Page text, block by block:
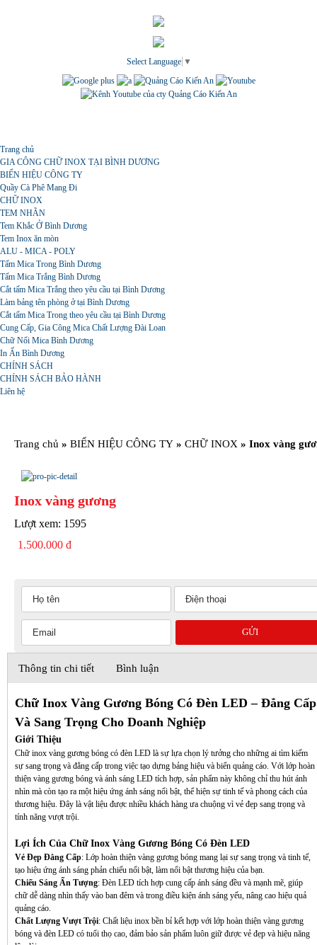
Select Language ▼
Trang chủ
GIA CÔNG CHỮ INOX TẠI BÌNH DƯƠNG
BIỂN HIỆU CÔNG TY
Quầy Cà Phê Mang Đi
CHỮ INOX
TEM NHÃN
Tem Khắc Ở Bình Dương
Tem Inox ăn mòn
ALU - MICA - POLY
Tấm Mica Trong Bình Dương
Tấm Mica Trắng Bình Dương
Cắt tấm Mica Trắng theo yêu cầu tại Bình Dương
Làm bảng tên phòng ở tại Bình Dương
Cắt tấm Mica Trong theo yêu cầu tại Bình Dương
Cung Cấp, Gia Công Mica Chất Lượng Đài Loan
Chữ Nổi Mica Bình Dương
In Ấn Bình Dương
CHÍNH SÁCH
CHÍNH SÁCH BẢO HÀNH
Liên hệ
Trang chủ » BIỂN HIỆU CÔNG TY » CHỮ INOX » Inox vàng
Inox vàng gương
Lượt xem: 1595
1.500.000 đ
Thông tin chi tiết Bình luận
Chữ Inox Vàng Gương Bóng Có Đèn LED – Đẳng Cấp
Và Sang Trọng Cho Doanh Nghiệp
Giới Thiệu
Chữ inox vàng gương bóng có đèn LED là sự lựa chọn lý tưởng cho những ai tìm kiếm
sự sang trọng và đẳng cấp trong việc tạo dựng bảng hiệu và biển quảng cáo. Với lớp hoàn
thiện vàng gương bóng và ánh sáng LED tích hợp, sản phẩm này không chỉ thu hút ánh
nhìn mà còn tạo ra một hiệu ứng ánh sáng nổi bật, thể hiện sự tinh tế và phong cách của
thương hiệu. Đây là vật liệu được nhiều khách hàng ưa chuộng vì vẻ đẹp sang trọng và
tính năng vượt trội.
Lợi Ích Của Chữ Inox Vàng Gương Bóng Có Đèn LED
Vẻ Đẹp Đẳng Cấp: Lớp hoàn thiện vàng gương bóng mang lại sự sang trọng và tinh tế,
tạo hiệu ứng ánh sáng phản chiếu nổi bật, làm nổi bật thương hiệu của bạn.
Chiếu Sáng Ấn Tượng: Đèn LED tích hợp cung cấp ánh sáng đều và mạnh mẽ, giúp
chữ dễ dàng nhìn thấy vào ban đêm và trong điều kiện ánh sáng yếu, nâng cao hiệu quả
quảng cáo.
Chất Lượng Vượt Trội: Chất liệu inox bền bỉ kết hợp với lớp hoàn thiện vàng gương
bóng và đèn LED có tuổi thọ cao, đảm bảo sản phẩm luôn giữ được vẻ đẹp và hiệu năng